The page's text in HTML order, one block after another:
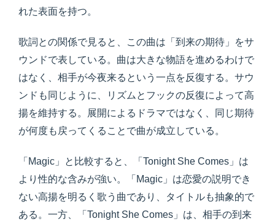
れた表面を持つ。
歌詞との関係で見ると、この曲は「到来の期待」をサ
ウンドで表している。曲は大きな物語を進めるわけで
はなく、相手が今夜来るという一点を反復する。サウ
ンドも同じように、リズムとフックの反復によって高
揚を維持する。展開によるドラマではなく、同じ期待
が何度も戻ってくることで曲が成立している。
「Magic」と比較すると、「Tonight She Comes」は
より性的な含みが強い。「Magic」は恋愛の説明でき
ない高揚を明るく歌う曲であり、タイトルも抽象的で
ある。一方、「Tonight She Comes」は、相手の到来